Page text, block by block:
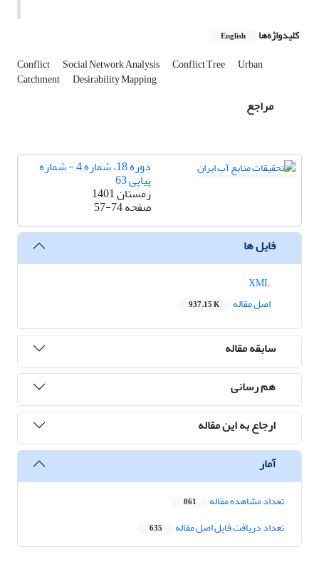
کلیدواژه‌ها English
Conflict Social Network Analysis Conflict Tree Urban
Catchment Desirability Mapping
مراجع
دوره 18، شماره 4 - شماره
پیاپی 63
زمستان 1401
صفحه57-74
فایل ها
اصل مقاله
937.15 K
سابقه مقاله
هم رسانی
ارجاع به این مقاله
آمار
تعداد مشاهده مقاله 861
تعداد دریافت فایل اصل مقاله 635